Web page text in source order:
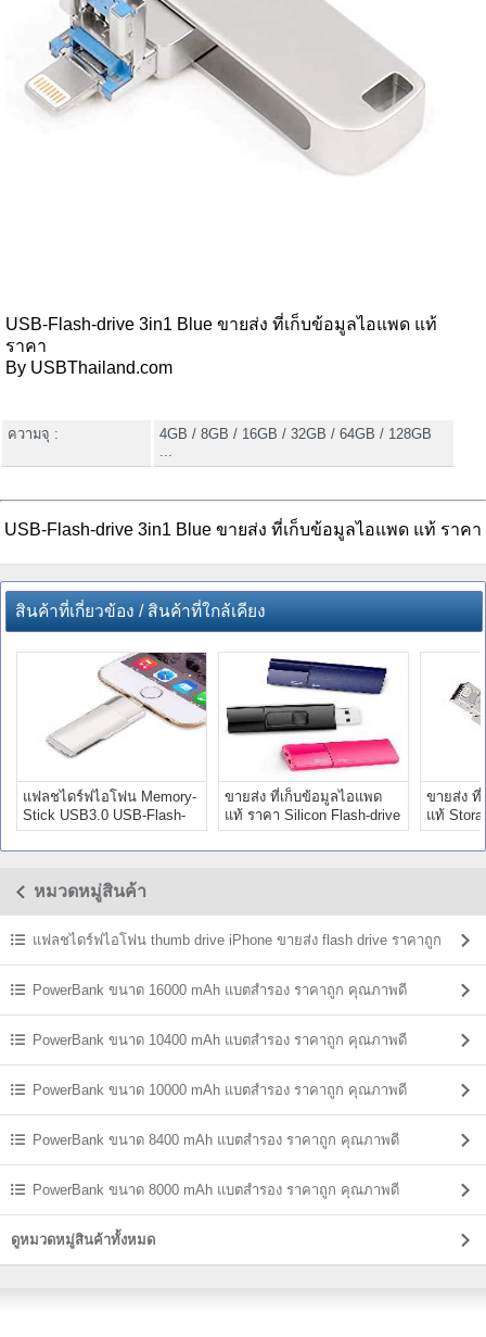
USB-Flash-drive 3in1 Blue ขายส่ง ที่เก็บข้อมูลไอแพด แท้
ราคา
By USBThailand.com
ความจุ :
4GB / 8GB / 16GB / 32GB / 64GB / 128GB
...
USB-Flash-drive 3in1 Blue ขายส่ง ที่เก็บข้อมูลไอแพด แท้ ราคา
สินค้าที่เกี่ยวข้อง / สินค้าที่ใกล้เคียง
แฟลชไดร์ฟไอโฟน Memory-
Stick USB3.0 USB-Flash-
drive 64gb
ขายส่ง ที่เก็บข้อมูลไอแพด
แท้ ราคา Silicon Flash-drive
Pink 8GB
ขายส่ง ที่
แท้
Flash-
หมวดหมู่สินค้า
แฟลชไดร์ฟไอโฟน thumb drive iPhone ขายส่ง flash drive ราคาถูก
PowerBank ขนาด 16000 mAh แบตสํารอง ราคาถูก คุณภาพดี
PowerBank ขนาด 10400 mAh แบตสํารอง ราคาถูก คุณภาพดี
PowerBank ขนาด 10000 mAh แบตสํารอง ราคาถูก คุณภาพดี
PowerBank ขนาด 8400 mAh แบตสํารอง ราคาถูก คุณภาพดี
PowerBank ขนาด 8000 mAh แบตสํารอง ราคาถูก คุณภาพดี
ดูหมวดหมู่สินค้าทั้งหมด